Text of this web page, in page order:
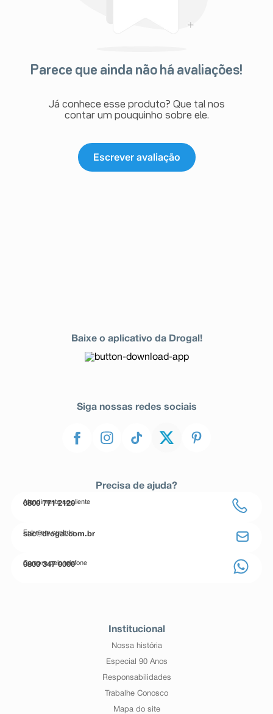
Parece que ainda não há avaliações!
Já conhece esse produto? Que tal nos
contar um pouquinho sobre ele.
Escrever avaliação
Baixe o aplicativo da Drogal!
Siga nossas redes sociais
Precisa de ajuda?
Atendimento ao cliente
0800 771 2120
Entre em contato
sac@drogal.com.br
Compre pelo telefone
0800 347 0000
Institucional
Nossa história
Especial 90 Anos
Responsabilidades
Trabalhe Conosco
Mapa do site